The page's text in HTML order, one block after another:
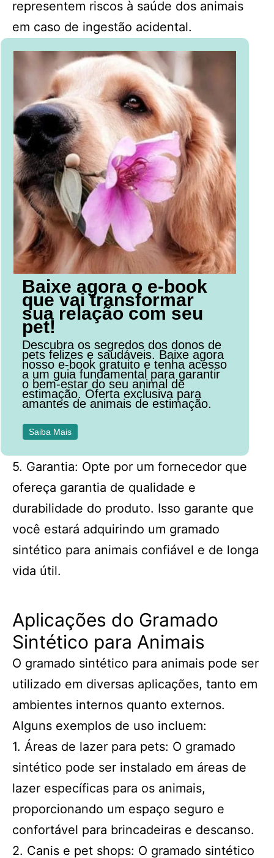
representem riscos à saúde dos animais
em caso de ingestão acidental.
Baixe agora o e-book
que vai transformar
sua relação com seu
pet!
Descubra os segredos dos donos de
pets felizes e saudáveis. Baixe agora
nosso e-book gratuito e tenha acesso
a um guia fundamental para garantir
o bem-estar do seu animal de
estimação. Oferta exclusiva para
amantes de animais de estimação.
Saiba Mais
5. Garantia: Opte por um fornecedor que
ofereça garantia de qualidade e
durabilidade do produto. Isso garante que
você estará adquirindo um gramado
sintético para animais confiável e de longa
vida útil.
Aplicações do Gramado
Sintético para Animais
O gramado sintético para animais pode ser
utilizado em diversas aplicações, tanto em
ambientes internos quanto externos.
Alguns exemplos de uso incluem:
1. Áreas de lazer para pets: O gramado
sintético pode ser instalado em áreas de
lazer específicas para os animais,
proporcionando um espaço seguro e
confortável para brincadeiras e descanso.
2. Canis e pet shops: O gramado sintético